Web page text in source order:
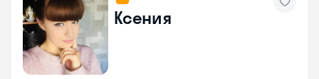
Ксения